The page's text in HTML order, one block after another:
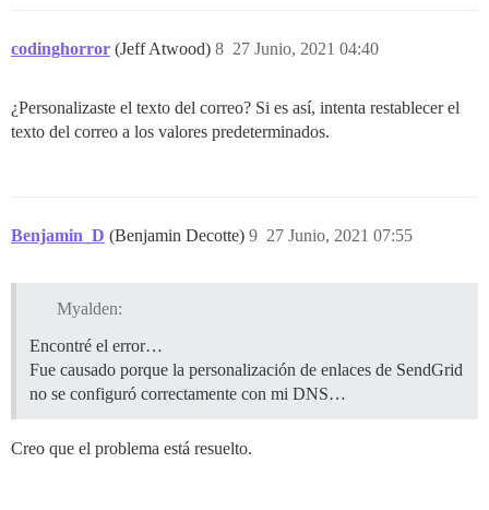
codinghorror (Jeff Atwood) 27 Junio, 2021 04:40
8
¿Personalizaste el texto del correo? Si es así, intenta restablecer el
texto del correo a los valores predeterminados.
Benjamin_D (Benjamin Decotte) 27 Junio, 2021 07:55
9
Myalden:
Encontré el error…
Fue causado porque la personalización de enlaces de SendGrid
no se configuró correctamente con mi DNS…
Creo que el problema está resuelto.